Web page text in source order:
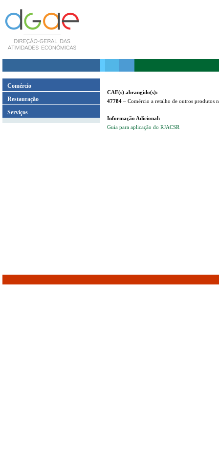
Comércio
Restauração
Serviços
CAE(s) abrangido(s):
47784 – Comércio a retalho de outros produtos
Informação Adicional:
Guia para aplicação do RJACSR